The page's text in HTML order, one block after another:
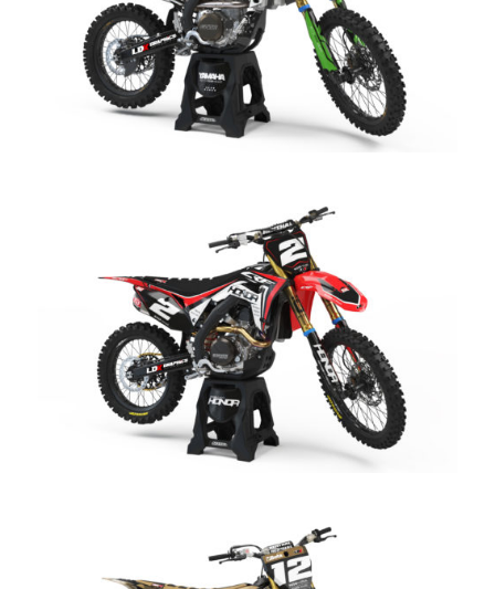
CHF198.00
Lightning Red Kit Honda
CHF198.00